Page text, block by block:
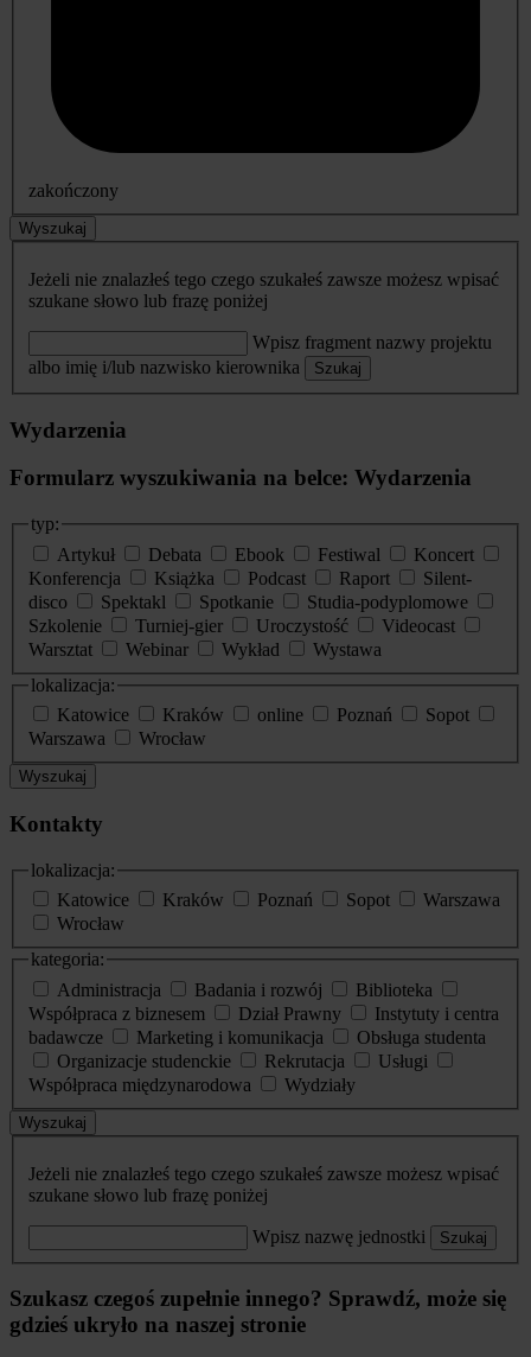
zakończony
Wyszukaj
Jeżeli nie znalazłeś tego czego szukałeś zawsze możesz wpisać
szukane słowo lub frazę poniżej
Wpisz fragment nazwy projektu
albo imię i/lub nazwisko kierownika
Szukaj
Wydarzenia
Formularz wyszukiwania na belce: Wydarzenia
typ:
Artykuł
Debata Ebook Festiwal
Koncert
Konferencja
Książka Podcast Raport
Silent-
disco
Spektakl Spotkanie
Studia-podyplomowe
Szkolenie
Turniej-gier Uroczystość
Videocast
Warsztat
Webinar Wykład
Wystawa
lokalizacja:
Katowice
Kraków online Poznań
Sopot
Warszawa
Wrocław
Wyszukaj
Kontakty
lokalizacja:
Katowice
Kraków Poznań Sopot
Warszawa
Wrocław
kategoria:
Administracja
Badania i rozwój
Biblioteka
Współpraca z biznesem
Dział Prawny
Instytuty i centra
badawcze
Marketing i komunikacja
Obsługa studenta
Organizacje studenckie
Rekrutacja
Usługi
Współpraca międzynarodowa
Wydziały
Wyszukaj
Jeżeli nie znalazłeś tego czego szukałeś zawsze możesz wpisać
szukane słowo lub frazę poniżej
Wpisz nazwę jednostki Szukaj
Szukasz czegoś zupełnie innego? Sprawdź, może się
gdzieś ukryło na naszej stronie